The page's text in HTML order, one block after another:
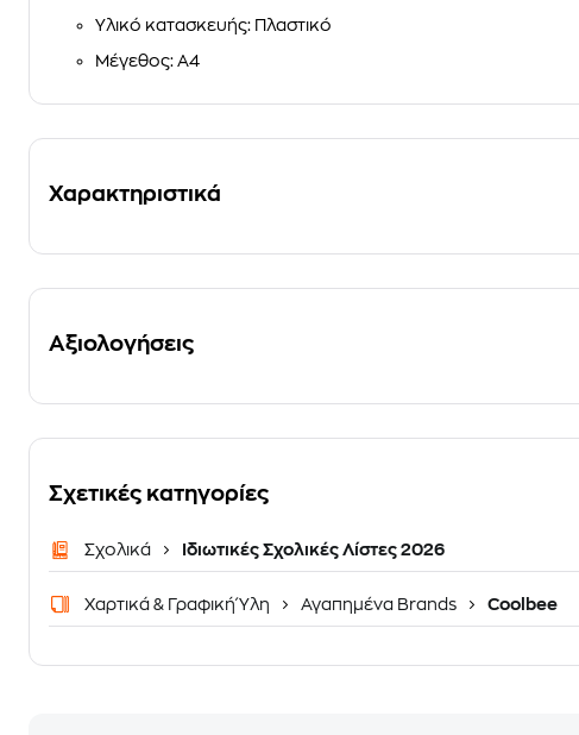
Υλικό κατασκευής: Πλαστικό
Μέγεθος: A4
Χαρακτηριστικά
Αξιολογήσεις
Σχετικές κατηγορίες
Σχολικά Ιδιωτικές Σχολικές Λίστες 2026
Χαρτικά & Γραφική Ύλη Αγαπημένα Brands Coolbee